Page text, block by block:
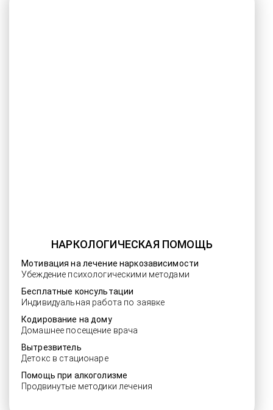
НАРКОЛОГИЧЕСКАЯ ПОМОЩЬ
Мотивация на лечение наркозависимости
Убеждение психологическими методами
Бесплатные консультации
Индивидуальная работа по заявке
Кодирование на дому
Домашнее посещение врача
Вытрезвитель
Детокс в стационаре
Помощь при алкоголизме
Продвинутые методики лечения